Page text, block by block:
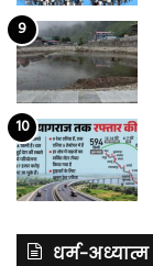
धर्म-अध्यात्म